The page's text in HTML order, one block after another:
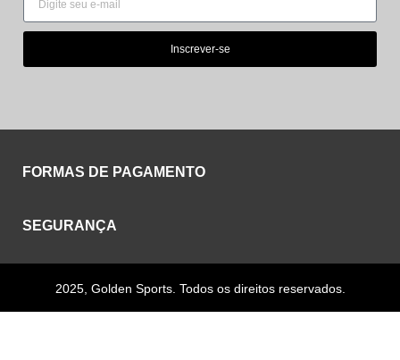
Inscrever-se
FORMAS DE PAGAMENTO
SEGURANÇA
2025, Golden Sports. Todos os direitos reservados.